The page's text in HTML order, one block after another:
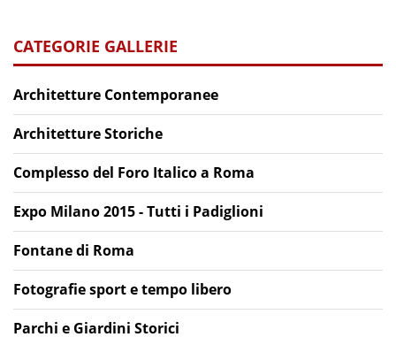
CATEGORIE GALLERIE
Architetture Contemporanee
Architetture Storiche
Complesso del Foro Italico a Roma
Expo Milano 2015 - Tutti i Padiglioni
Fontane di Roma
Fotografie sport e tempo libero
Parchi e Giardini Storici